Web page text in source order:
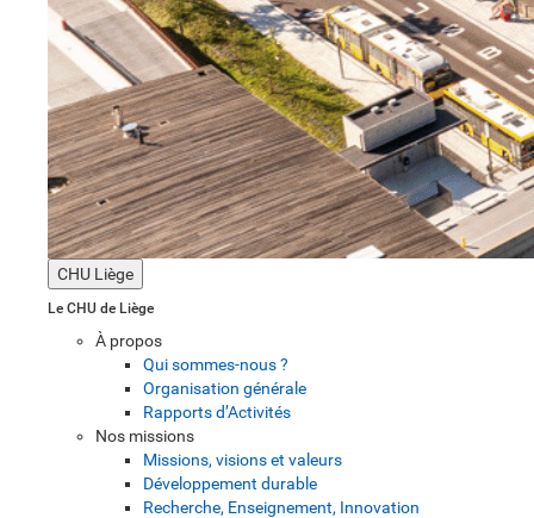
CHU Liège
Le CHU de Liège
À propos
Qui sommes-nous ?
Organisation générale
Rapports d’Activités
Nos missions
Missions, visions et valeurs
Développement durable
Recherche, Enseignement, Innovation